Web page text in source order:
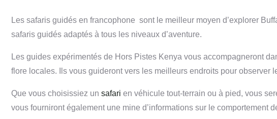
Les safaris guidés en francophone sont le meilleur moyen d’explorer
safaris guidés adaptés à tous les niveaux d’aventure.
Les guides expérimentés de Hors Pistes Kenya vous accompagneront
flore locales. Ils vous guideront vers les meilleurs endroits pour
Que vous choisissiez un safari en véhicule tout-terrain ou à pied, vous
vous fourniront également une mine d’informations sur le comportement